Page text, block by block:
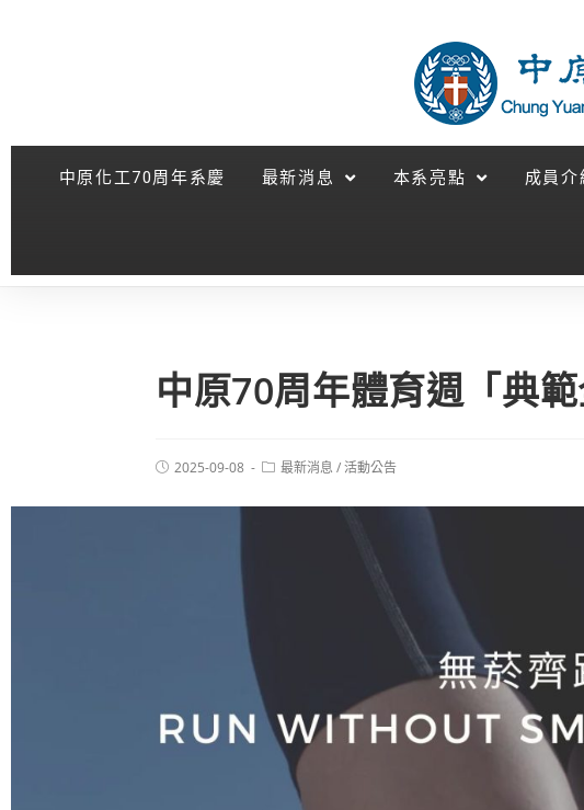
中原化工70周年系慶 最新消息 本系亮點 成員介
中原70周年體育週「典
2025-09-08 最新消息 /活動公告